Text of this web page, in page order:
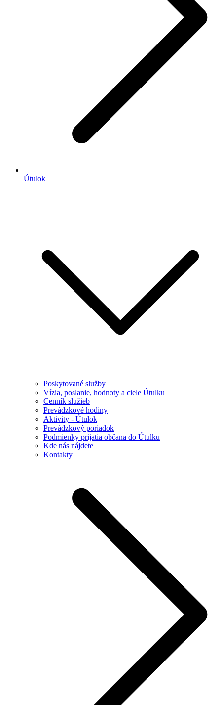
Útulok
Poskytované služby
Vízia, poslanie, hodnoty a ciele Útulku
Cenník služieb
Prevádzkové hodiny
Aktivity - Útulok
Prevádzkový poriadok
Podmienky prijatia občana do Útulku
Kde nás nájdete
Kontakty